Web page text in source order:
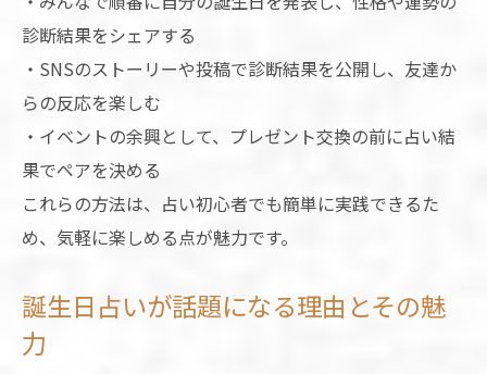
診断結果をシェアする
・SNSのストーリーや投稿で診断結果を公開し、友達か
らの反応を楽しむ
・イベントの余興として、プレゼント交換の前に占い結
果でペアを決める
これらの方法は、占い初心者でも簡単に実践できるた
め、気軽に楽しめる点が魅力です。
誕生日占いが話題になる理由とその魅
力